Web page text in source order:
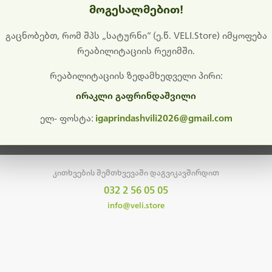
გიხდით შეფერხებისთვის. ამჟამად მიმდინარეობს
განახლება და ტექნიკური სამუშაოები.
მალე ისევ ხელმისაწვდომი იქნება. გმადლობთ მოთმინებისთვის!
მთავარ გვერდზე დაბრუნება
კითხვების შემთხვევაში დაგვიკავშირდით
032 2 56 05 05
info@veli.store
მოგესალმებით!
გაცნობებთ, რომ შპს „სატურნი“ (ე.წ. VELI.Store) იმყოფება
რეაბილიტაციის რეჟიმში.
რეაბილიტაციის ზედამხედველი პირი:
ირაკლი გაფრინდაშვილი
ელ- ფოსტა: igaprindashvili2026@gmail.com